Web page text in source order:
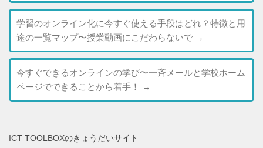
学習のオンライン化に今すぐ使える手段はどれ？特徴と用
途の一覧マップ〜授業動画にこだわらないで →
今すぐできるオンラインの学び〜一斉メールと学校ホーム
ページでできることから着手！
→
ICT TOOLBOXのきょうだいサイト